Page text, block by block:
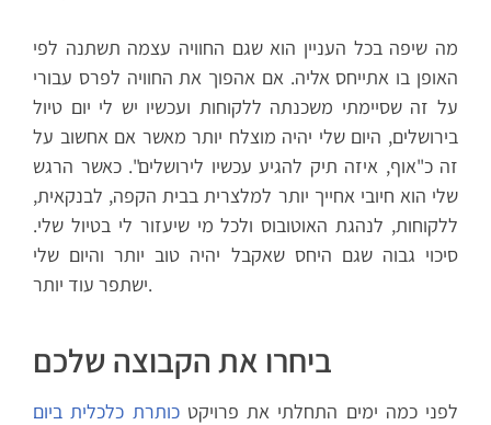
מה שיפה בכל העניין הוא שגם החוויה עצמה תשתנה לפי
האופן בו אתייחס אליה. אם אהפוך את החוויה לפרס עבורי
על זה שסיימתי משכנתה ללקוחות ועכשיו יש לי יום טיול
בירושלים, היום שלי יהיה מוצלח יותר מאשר אם אחשוב על
זה כ"אוף, איזה תיק להגיע עכשיו לירושלים". כאשר הרגש
שלי הוא חיובי אחייך יותר למלצרית בבית הקפה, לבנקאית,
ללקוחות, לנהגת האוטובוס ולכל מי שיעזור לי בטיול שלי.
סיכוי גבוה שגם היחס שאקבל יהיה טוב יותר והיום שלי
ישתפר עוד יותר.
ביחרו את הקבוצה שלכם
לפני כמה ימים התחלתי את פרויקטכותרת כלכלית ביום